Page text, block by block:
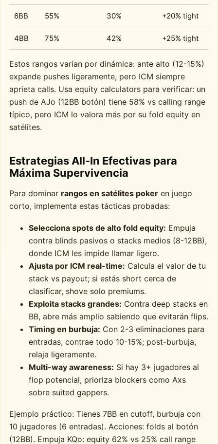
6BB 55% 30% +20% tight
4BB 75% 42% +25% tight
Estos rangos varían por dinámica: ante alto (12-15%)
expande pushes ligeramente, pero ICM siempre
aprieta calls. Usa equity calculators para verificar: un
push de AJo (12BB botón) tiene 58% vs calling range
típico, pero ICM lo valora más por su fold equity en
satélites.
Estrategias All-In Efectivas para
Máxima Supervivencia
Para dominar rangos en satélites poker en juego
corto, implementa estas tácticas probadas:
Selecciona spots de alto fold equity: Empuja
contra blinds pasivos o stacks medios (8-12BB),
donde ICM les impide llamar ligero.
Ajusta por ICM real-time: Calcula el valor de tu
stack vs payout; si estás short cerca de
clasificar, shove solo premiums.
Exploita stacks grandes: Contra deep stacks en
BB, abre más amplio sabiendo que evitarán flips.
Timing en burbuja: Con 2-3 eliminaciones para
entradas, contrae todo 10-15%; post-burbuja,
relaja ligeramente.
Multi-way awareness: Si hay 3+ jugadores al
flop potencial, prioriza blockers como Axs
sobre suited gappers.
Ejemplo práctico: Tienes 7BB en cutoff, burbuja con
10 jugadores (6 entradas). Acciones: folds al botón
(12BB). Empuja KQo: equity 62% vs 25% call range